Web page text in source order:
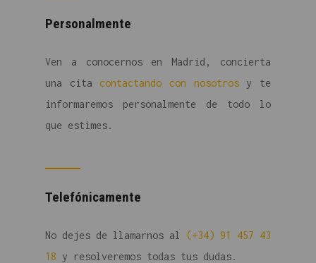
Personalmente
Ven a conocernos en Madrid, concierta
una citacontactando con nosotrosy te
informaremos personalmente de todo lo
que estimes.
Telefónicamente
No dejes de llamarnos al (+34) 91 457 43
18 y resolveremos todas tus dudas.